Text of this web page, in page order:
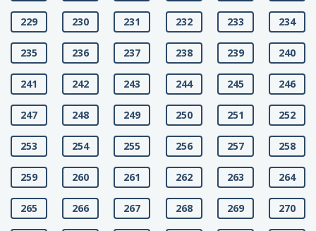
229 230 231 232 233 234
235 236 237 238 239 240
241 242 243 244 245 246
247 248 249 250 251 252
253 254 255 256 257 258
259 260 261 262 263 264
265 266 267 268 269 270